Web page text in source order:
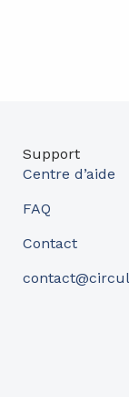
Support
Centre d’aide
FAQ
Contact